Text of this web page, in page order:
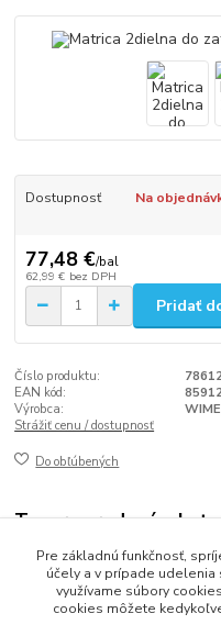
Dostupnosť Na
77,48 €/bal
62,99 € bez DPH
Pridať
Číslo produktu:
EAN kód:
Výrobca:
Strážiť cenu / dostupnosť
Do obľúbených
Tovar zaradený v
Baličky potravín
Pre základnú funkčnosť,
účely a v prípade udelenia
využívame súbory
cookies môžete